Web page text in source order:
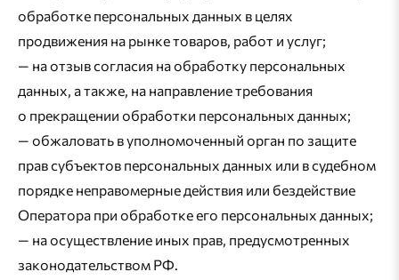
обработке персональных данных в целях
продвижения на рынке товаров, работ и услуг;
— на отзыв согласия на обработку персональных
данных, а также, на направление требования
о прекращении обработки персональных данных;
— обжаловать в уполномоченный орган по защите
прав субъектов персональных данных или в судебном
порядке неправомерные действия или бездействие
Оператора при обработке его персональных данных;
— на осуществление иных прав, предусмотренных
законодательством РФ.